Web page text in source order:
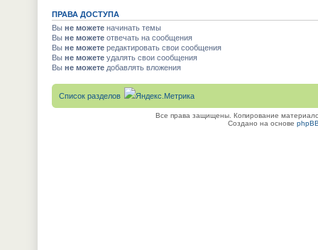
ПРАВА ДОСТУПА
Вы не можетеначинать темы
Вы не можетеотвечать на сообщения
Вы не можетередактировать свои сообщения
Вы не можетеудалять свои сообщения
Вы не можетедобавлять вложения
Список разделов
Все права защищены. Копирование
Создано на основе